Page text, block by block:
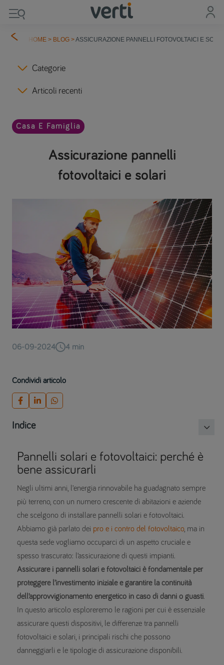
HOME > BLOG >ASSICURAZIONE PANNELLI FOTOVOLTAICI E
Categorie
Articoli recenti
Assicurazione pannelli
fotovoltaici e solari
Casa E Famiglia
06-09-2024 4 min
Condividi articolo
Indice
Pannelli solari e fotovoltaici: perché è
bene assicurarli
Negli ultimi anni, l’energia rinnovabile ha guadagnato sempre
più terreno, con un numero crescente di abitazioni e aziende
che scelgono di installare pannelli solari e fotovoltaici.
Abbiamo già parlato dei pro e i contro del fotovoltaico, ma in
questa sede vogliamo occuparci di un aspetto cruciale e
spesso trascurato: l’assicurazione di questi impianti.
Assicurare i pannelli solari e fotovoltaici è fondamentale per
proteggere l’investimento iniziale e garantire la continuità
dell’approvvigionamento energetico in caso di danni o guasti.
In questo articolo esploreremo le ragioni per cui è essenziale
assicurare questi dispositivi, le differenze tra pannelli
fotovoltaici e solari, i principali rischi che possono
danneggiarli e le tipologie di assicurazione disponibili.